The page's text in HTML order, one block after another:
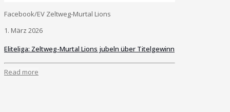
Facebook/EV Zeltweg-Murtal Lions
1. März 2026
Eliteliga: Zeltweg-Murtal Lions jubeln über Titelgewinn
Read more